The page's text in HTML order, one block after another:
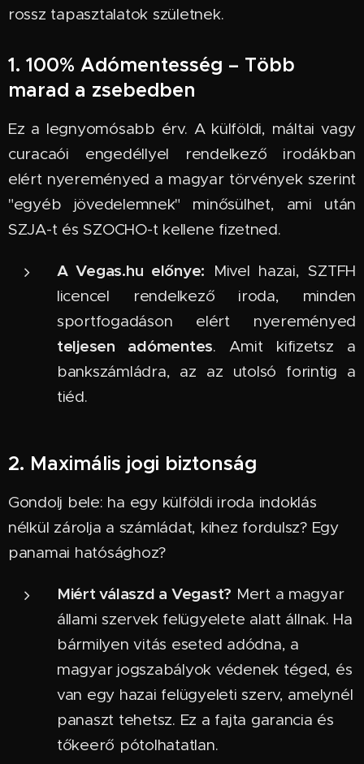
rossz tapasztalatok születnek.
1. 100% Adómentesség – Több
marad a zsebedben
Ez a legnyomósabb érv. A külföldi, máltai vagy
curacaói engedéllyel rendelkező irodákban
elért nyereményed a magyar törvények szerint
"egyéb jövedelemnek" minősülhet, ami után
SZJA-t és SZOCHO-t kellene fizetned.
A Vegas.hu előnye: Mivel hazai, SZTFH
licencel rendelkező iroda, minden
sportfogadáson elért nyereményed
teljesen adómentes. Amit kifizetsz a
bankszámládra, az az utolsó forintig a
tiéd.
2. Maximális jogi biztonság
Gondolj bele: ha egy külföldi iroda indoklás
nélkül zárolja a számládat, kihez fordulsz? Egy
panamai hatósághoz?
Miért válaszd a Vegast? Mert a magyar
állami szervek felügyelete alatt állnak. Ha
bármilyen vitás eseted adódna, a
magyar jogszabályok védenek téged, és
van egy hazai felügyeleti szerv, amelynél
panaszt tehetsz. Ez a fajta garancia és
tőkeerő pótolhatatlan.